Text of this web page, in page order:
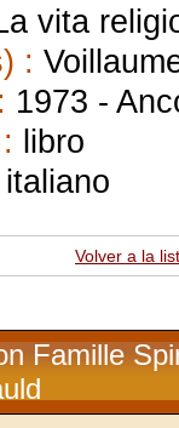
vita
:
1973 -
libro
italiano
Volver a la
Famille